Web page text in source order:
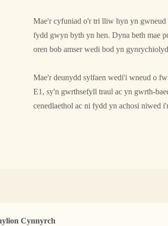
Mae'r cyfuniad o'r tri lliw hyn yn
fydd gwyn byth yn hen. Dyna beth mae
oren bob amser wedi bod yn
Mae'r deunydd sylfaen wedi'i wneud o
E1, sy'n gwrthsefyll traul ac yn gwrth-
cenedlaethol ac ni fydd yn achosi niwed
Cynnyrch